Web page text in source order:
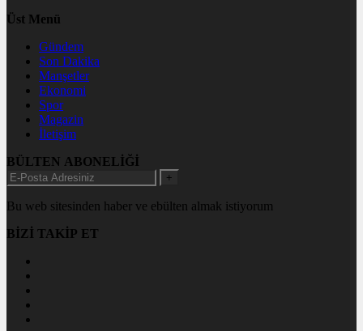
Üst Menü
Gündem
Son Dakika
Manşetler
Ekonomi
Spor
Magazin
İletişim
BÜLTEN ABONELİĞİ
+
Bu web sitesinden haber ve ebülten almak istiyorum
BİZİ TAKİP ET